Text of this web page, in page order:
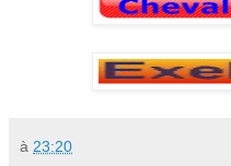
à 23:20